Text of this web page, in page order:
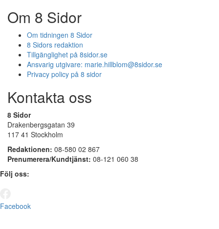
Om 8 Sidor
Om tidningen 8 Sidor
8 Sidors redaktion
Tillgänglighet på 8sidor.se
Ansvarig utgivare: marie.hillblom@8sidor.se
Privacy policy på 8 sidor
Kontakta oss
8 Sidor
Drakenbergsgatan 39
117 41 Stockholm
Redaktionen: 08-580 02 867
Prenumerera/Kundtjänst: 08-121 060 38
Följ oss:
Facebook